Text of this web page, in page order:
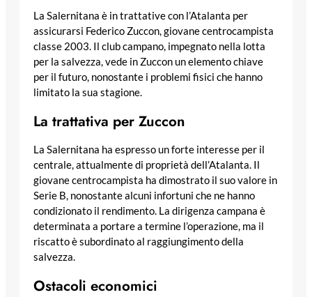
La Salernitana è in trattative con l’Atalanta per
assicurarsi Federico Zuccon, giovane centrocampista
classe 2003. Il club campano, impegnato nella lotta
per la salvezza, vede in Zuccon un elemento chiave
per il futuro, nonostante i problemi fisici che hanno
limitato la sua stagione.
La trattativa per Zuccon
La Salernitana ha espresso un forte interesse per il
centrale, attualmente di proprietà dell’Atalanta. Il
giovane centrocampista ha dimostrato il suo valore in
Serie B, nonostante alcuni infortuni che ne hanno
condizionato il rendimento. La dirigenza campana è
determinata a portare a termine l’operazione, ma il
riscatto è subordinato al raggiungimento della
salvezza.
Ostacoli economici